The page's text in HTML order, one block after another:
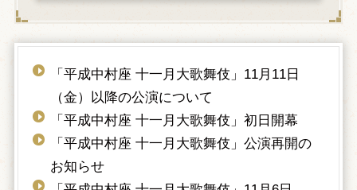
「平成中村座 十一月大歌舞伎」11月11日
（金）以降の公演について
「平成中村座 十一月大歌舞伎」初日開幕
「平成中村座 十一月大歌舞伎」公演再開の
お知らせ